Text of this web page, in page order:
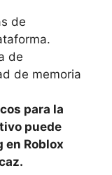
de
de
de memoria
​para la
puede
Roblox